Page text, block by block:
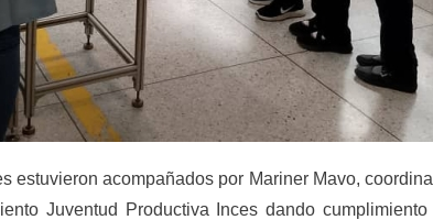
estuvieron acompañados por Mariner Mavo,
Juventud Productiva Inces dando